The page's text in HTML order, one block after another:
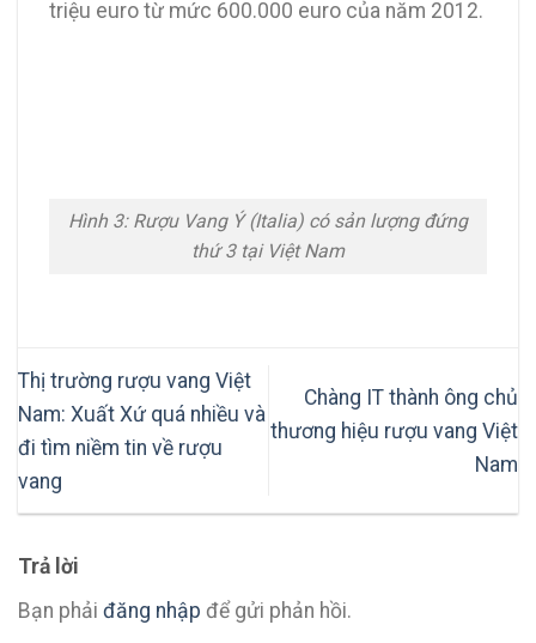
triệu euro từ mức 600.000 euro của năm 2012.
Hình 3: Rượu Vang Ý (Italia) có sản lượng đứng
thứ 3 tại Việt Nam
Thị trường rượu vang Việt
Nam: Xuất Xứ quá nhiều và
đi tìm niềm tin về rượu
vang
Chàng IT thành ông chủ
thương hiệu rượu vang Việt
Nam
Trả lời
Bạn phải đăng nhập để gửi phản hồi.